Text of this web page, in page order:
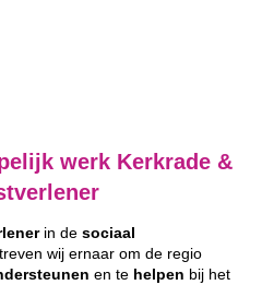
werk Kerkrade &
in de sociaal
wij ernaar om de regio
en te helpen bij het